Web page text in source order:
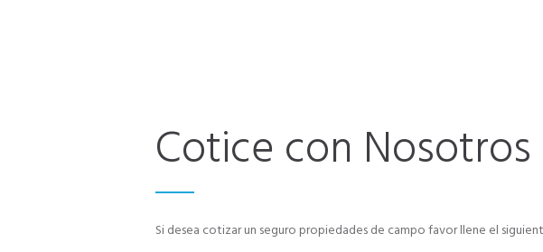
Cotice con Nosotros
Si desea cotizar un seguro propiedades de campo favor llene el